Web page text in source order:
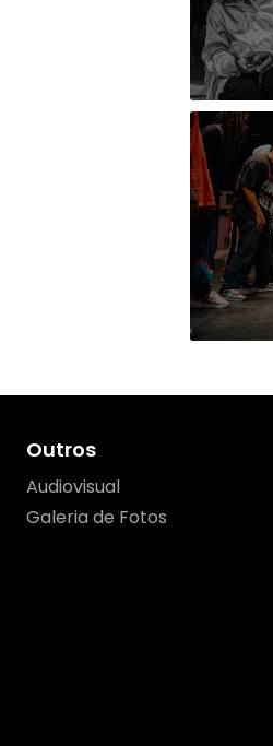
Outros
Audiovisual
Galeria de Fotos